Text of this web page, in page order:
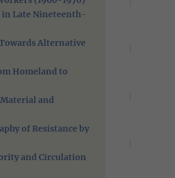
in Late Nineteenth-
Alternative
Homeland to
and
of Resistance by
and Circulation